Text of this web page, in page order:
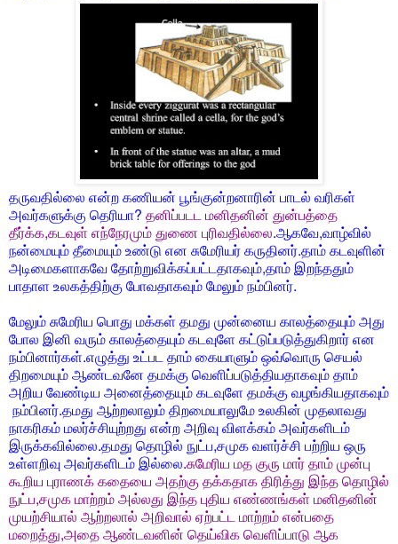
தருவதில்லை என்ற கணியன் பூங்குன்றனாரின் பாடல் வரிகள்
அவர்களுக்கு தெரியா? தனிப்படட மனிதனின் துன்பத்தை
தீர்க்க,கடவுள் எந்நேரமும் துணை புரிவதில்லை.ஆகவே,வாழ்வில்
நன்மையும் தீமையும் உண்டு என சுமேரியர் கருதினர்.தாம் கடவுளின்
அடிமைகளாகவே தோற்றுவிக்கப்பட்டதாகவும்,தாம் இறந்ததும்
பாதாள உலகத்திற்கு போவதாகவும் மேலும் நம்பினர்.
மேலும் சுமேரிய பொது மக்கள் தமது முன்னைய காலத்தையும் அது
போல இனி வரும் காலத்தையும் கடவுளே கட்டுப்படுத்துகிறார் என
நம்பினார்கள்.எழுத்து உட்பட தாம் கையாளும் ஒவ்வொரு செயல்
திறமையும் ஆண்டவனே தமக்கு வெளிப்படுத்தியதாகவும் தாம்
அறிய வேண்டிய அனைத்தையும் கடவுளே தமக்கு வழங்கியதாகவும்
நம்பினர்.தமது ஆற்றலாலும் திறமையாலுமே உலகின் முதலாவது
நாகரிகம் மலர்ச்சியுற்றது என்ற அறிவு விளக்கம் அவர்களிடம்
இருக்கவில்லை.தமது தொழில் நுட்ப,சமுக வளர்ச்சி பற்றிய ஒரு
உள்ளறிவு அவர்களிடம் இல்லை.சுமேரிய மத குரு மார் தாம் முன்பு
கூறிய புராணக் கதையை அதற்கு தக்கதாக திரித்து இந்த தொழில்
நுட்ப,சமுக மாற்றம் அல்லது இந்த புதிய எண்ணங்கள் மனிதனின்
முயற்சியால் ஆற்றலால் அறிவால் ஏற்பட்ட மாற்றம் என்பதை
மறைத்து,அதை ஆண்டவனின் தெய்விக வெளிப்பாடு ஆக